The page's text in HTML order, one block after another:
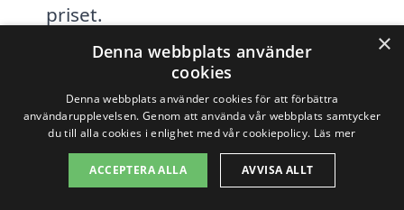
priset.
Genom att analysera dessa faktorer kan
du få en bättre förståelse för vad du kan
förvänta dig när det gäller kostnaden för
dränering i Nymölla. Det är också viktigt
×
Denna webbplats använder
cookies
Denna webbplats använder cookies för att förbättra
användarupplevelsen. Genom att använda vår webbplats samtycker
du till alla cookies i enlighet med vår cookiepolicy. Läs mer
ACCEPTERA ALLA AVVISA ALLT